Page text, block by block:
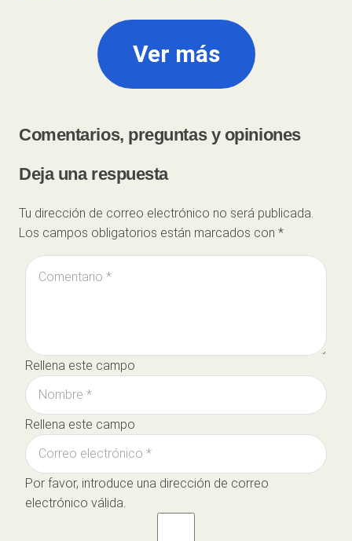
Ver más
Comentarios, preguntas y opiniones
Deja una respuesta
Tu dirección de correo electrónico no será publicada.
Los campos obligatorios están marcados con *
Rellena este campo
Rellena este campo
Por favor, introduce una dirección de correo
electrónico válida.